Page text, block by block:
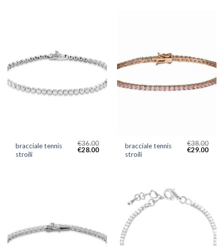
bracciale tennis
stroili
€36.00
€28.00
bracciale tennis
stroili
€38.00
€29.00